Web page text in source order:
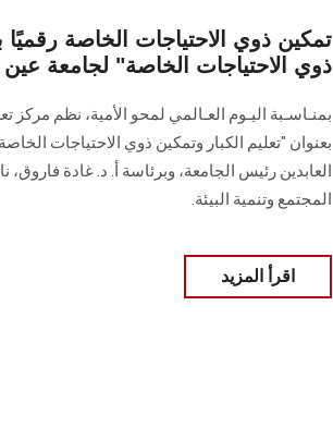
تمكين ذوي الاحتياجات الخاصة رقميًا
ذوي الاحتياجات الخاصة" لجامعة
بمنـاسـبة اليـوم العـالمي لمحو الأمية، نظم
بعنوان "تعليم الكبار وتمكين ذوي الاحتياجات
العابدين رئيس الجامعة، وبرئاسة أ. د. غادة
المجتمع وتنمية البيئة.
اقرأ المزيد